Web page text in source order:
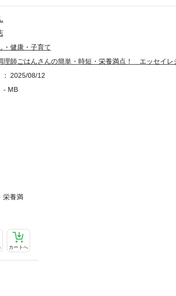
栄養満
カートへ
ューやお子さんたちと楽しむクッキング方法まで、ご
定番メニュー父のチャーハン、休日の味ケチャップの
絶品水餃子など２章 忙しい日こそ作って欲しい炊き
給食は知恵と工夫の宝世界一おいしい冷や汁は、淡路
くりかぼちゃは甘えたい時の合言葉など３章 ワンパ
出逢う１人で２役！ 厚揚げの魅力を語りたい巻かずに
む、大豆の愛し方スープに入れるじゃがいもは、安心
・健康・子育て
理師ごはんさんの簡単・時短・栄養満点！ エッセイレ
2025/08/12
- MB